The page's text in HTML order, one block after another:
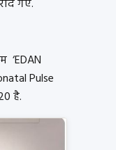
गए.
‘EDAN
Pulse
है.